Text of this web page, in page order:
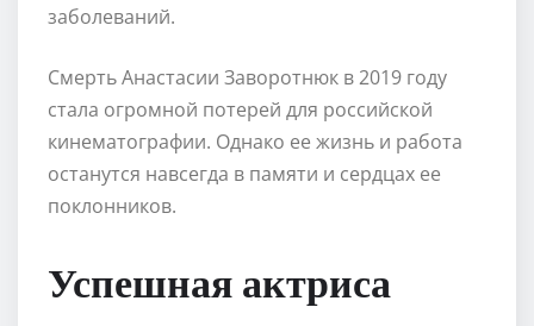
заболеваний.
Смерть Анастасии Заворотнюк в 2019 году
стала огромной потерей для российской
кинематографии. Однако ее жизнь и работа
останутся навсегда в памяти и сердцах ее
поклонников.
Успешная актриса